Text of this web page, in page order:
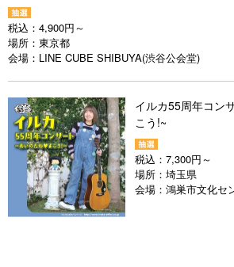
税込： 4,900円～
場所： 東京都
会場： LINE CUBE SHIBUYA(渋谷公会堂)
イルカ55周年コン
こう!~
税込： 7,300円～
場所： 埼玉県
会場： 鴻巣市文化セ